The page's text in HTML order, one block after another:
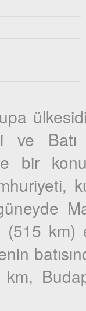
ve Batı
bir
(515
km,